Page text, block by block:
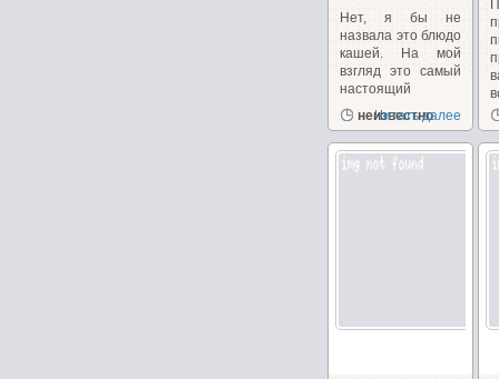
Нет, я бы не
назвала это блюдо
кашей. На мой
взгляд это самый
настоящий
пудинг....
неизвестно
Читать далее